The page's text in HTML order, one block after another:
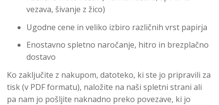
vezava, šivanje z žico)
Ugodne cene in veliko izbiro različnih vrst papirja
Enostavno spletno naročanje, hitro in brezplačno
dostavo
Ko zaključite z nakupom, datoteko, ki ste jo pripravili za
tisk (v PDF formatu), naložite na naši spletni strani ali
pa nam jo pošljite naknadno preko povezave, ki jo